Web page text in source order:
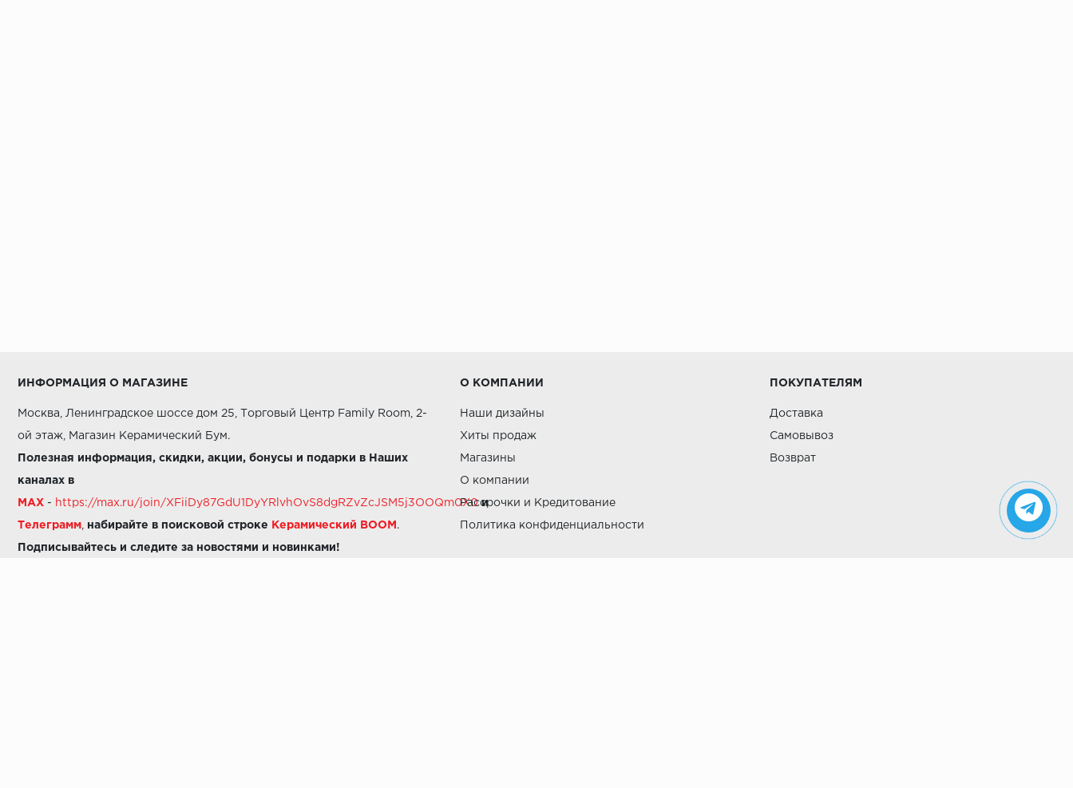
ИНФОРМАЦИЯ О МАГАЗИНЕ
Москва, Ленинградское шоссе дом 25, Торговый Центр Family Room, 2-
ой этаж, Магазин Керамический Бум.
Полезная информация, скидки, акции, бонусы и подарки в Наших
каналах в
MAX - https://max.ru/join/XFiiDy87GdU1DyYRlvhOvS8dgRZvZcJSM5j3OOQm0X0 и
Телеграмм набирайте в поисковой строке Керамический BOOM .
Подписывайтесь и следите за новостями и новинками!
О КОМПАНИИ
Наши дизайны
Хиты продаж
Магазины
О компании
Рассрочки и Кредитование
Политика конфиденциальности
ПОКУПАТЕЛЯМ
Доставка
Самовывоз
Возврат